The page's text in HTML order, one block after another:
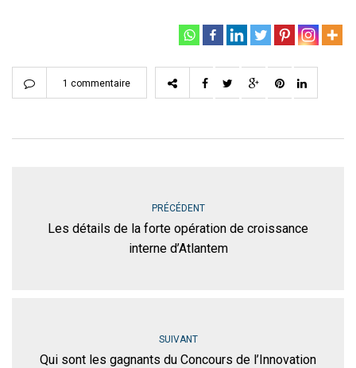
1 commentaire
PRÉCÉDENT
Les détails de la forte opération de croissance
interne d’Atlantem
SUIVANT
Qui sont les gagnants du Concours de l’Innovation